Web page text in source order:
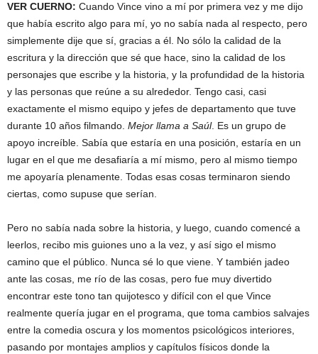
VER CUERNO: Cuando Vince vino a mí por primera vez y me dijo
que había escrito algo para mí, yo no sabía nada al respecto, pero
simplemente dije que sí, gracias a él. No sólo la calidad de la
escritura y la dirección que sé que hace, sino la calidad de los
personajes que escribe y la historia, y la profundidad de la historia
y las personas que reúne a su alrededor. Tengo casi, casi
exactamente el mismo equipo y jefes de departamento que tuve
durante 10 años filmando. Mejor llama a Saúl. Es un grupo de
apoyo increíble. Sabía que estaría en una posición, estaría en un
lugar en el que me desafiaría a mí mismo, pero al mismo tiempo
me apoyaría plenamente. Todas esas cosas terminaron siendo
ciertas, como supuse que serían.
Pero no sabía nada sobre la historia, y luego, cuando comencé a
leerlos, recibo mis guiones uno a la vez, y así sigo el mismo
camino que el público. Nunca sé lo que viene. Y también jadeo
ante las cosas, me río de las cosas, pero fue muy divertido
encontrar este tono tan quijotesco y difícil con el que Vince
realmente quería jugar en el programa, que toma cambios salvajes
entre la comedia oscura y los momentos psicológicos interiores,
pasando por montajes amplios y capítulos físicos donde la